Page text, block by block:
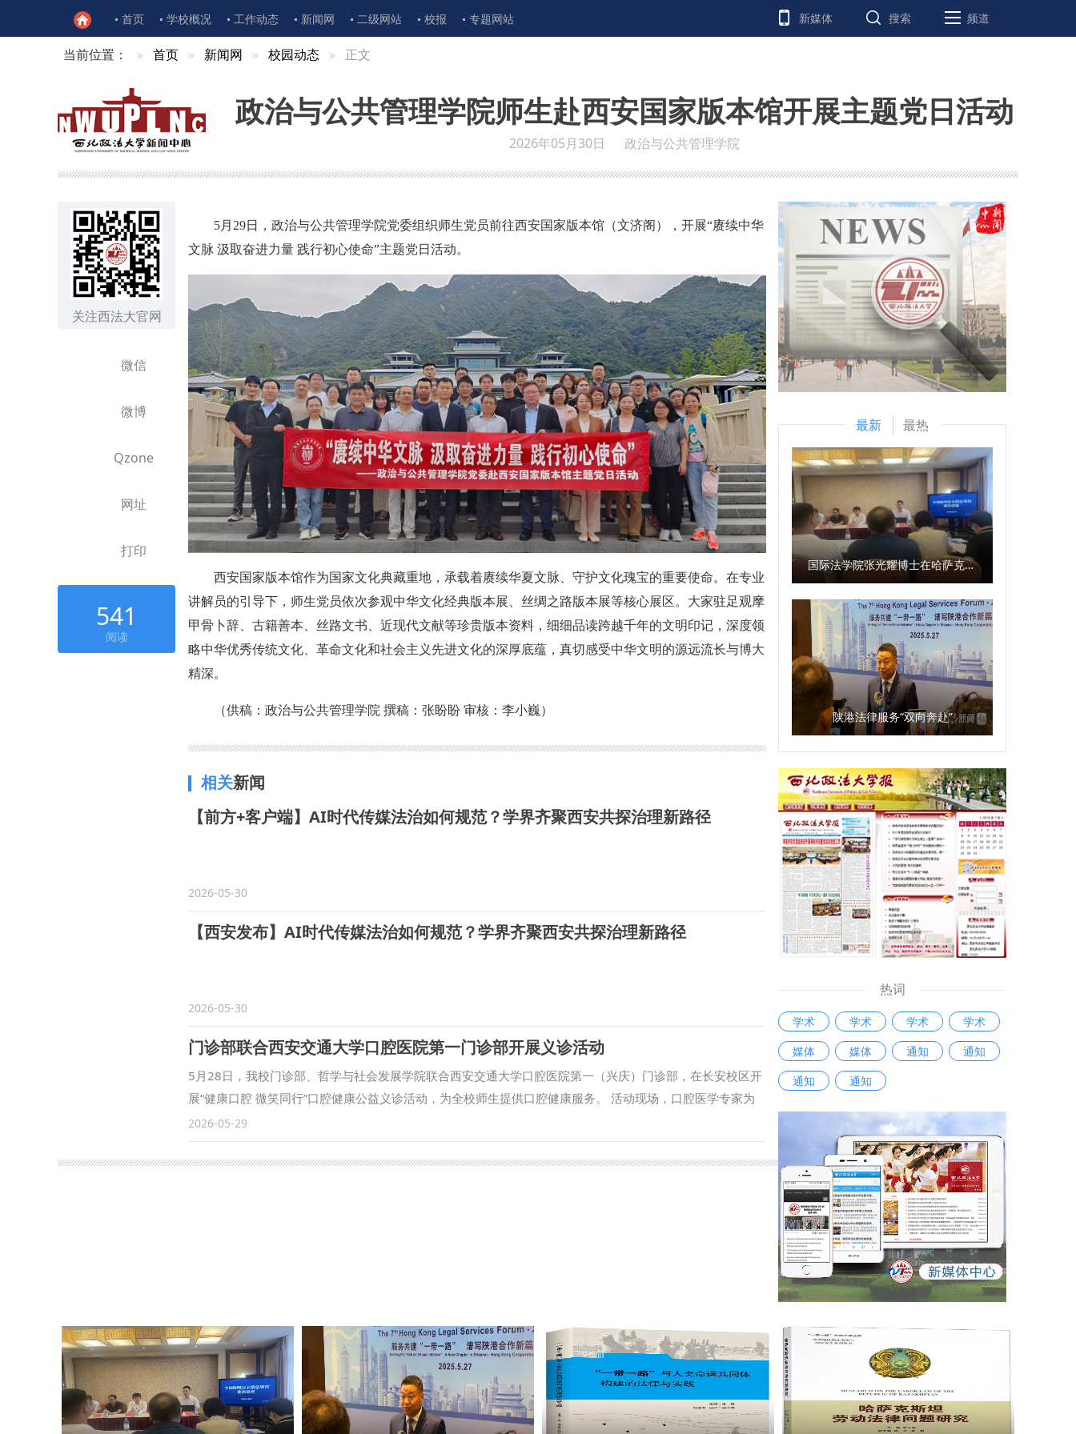
首页 学校概况 工作动态 新闻网 二级网站 校报 专题网站 新媒体 搜索 频道
当前位置： 首页 新闻网 校园动态 正文
政治与公共管理学院师生赴西安国家版本馆开展主题党日活动
2026年05月30日 政治与公共管理学院
关注西法大官网
微信
微博
Qzone
网址
打印
541
阅读
5月29日，政治与公共管理学院党委组织师生党员前往西安国家版本馆（文济阁），开展“赓续中华
文脉 汲取奋进力量 践行初心使命”主题党日活动。
西安国家版本馆作为国家文化典藏重地，承载着赓续华夏文脉、守护文化瑰宝的重要使命。在专业
讲解员的引导下，师生党员依次参观中华文化经典版本展、丝绸之路版本展等核心展区。大家驻足观摩
甲骨卜辞、古籍善本、丝路文书、近现代文献等珍贵版本资料，细细品读跨越千年的文明印记，深度领
略中华优秀传统文化、革命文化和社会主义先进文化的深厚底蕴，真切感受中华文明的源远流长与博大
精深。
（供稿：政治与公共管理学院 撰稿：张盼盼 审核：李小巍）
相关新闻
【前方+客户端】AI时代传媒法治如何规范？学界齐聚西安共探治理新路径
2026-05-30
【西安发布】AI时代传媒法治如何规范？学界齐聚西安共探治理新路径
2026-05-30
门诊部联合西安交通大学口腔医院第一门诊部开展义诊活动
5月28日，我校门诊部、哲学与社会发展学院联合西安交通大学口腔医院第一（兴庆）门诊部，在长安校区开
展“健康口腔 微笑同行”口腔健康公益义诊活动，为全校师生提供口腔健康服务。 活动现场，口腔医学专家为
师生进行口腔检查，重点排查龋病、牙髓病、牙周疾病、口腔修复等常见问题，提供个性化诊疗方案与专业就
医指导。医护人员现场科普口腔保健知识，讲解正确刷牙方法与日常护理要点，耐心解答师生咨询，纠正护齿
误区。 义诊现场规范有序，医护人员与志愿者分工协作、热情服务，做好登记、引导与秩序维护，保障活动
2026-05-29
最新 最热
国际法学院张光耀博士在哈萨克斯坦阿拉木图开展科研与社会服务活动
陕港法律服务“双向奔赴”
热词
学术 学术 学术
学术
媒体
媒体 通知
通知
通知
通知